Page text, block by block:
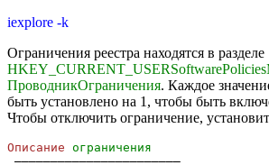
iexplore -k
Ограничения реестра находятся в разделе
ПроводникОграничения. Каждое
быть установлено на 1, чтобы быть
Чтобы отключить ограничение,
Описание ограничения
———————————————————————